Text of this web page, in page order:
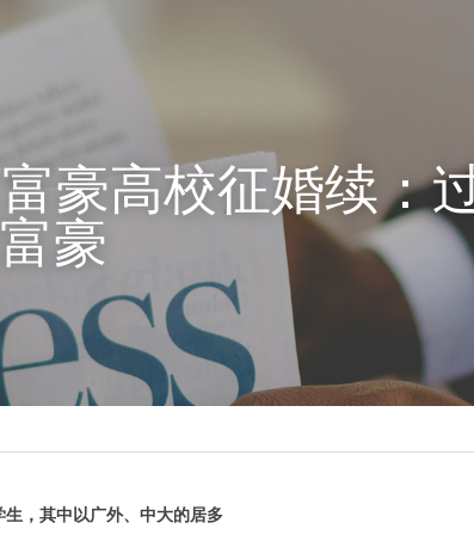
豪高校征婚续：
豪
，其中以广外、中大的居多